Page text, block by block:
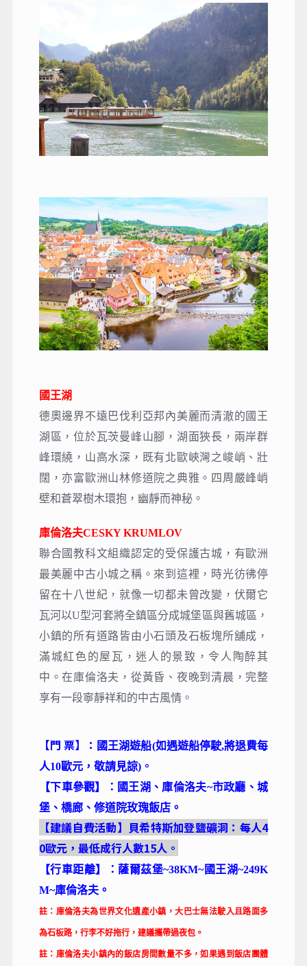
國王湖
德奧邊界不遠巴伐利亞邦內美麗而清澈的國王
湖區，位於瓦茨曼峰山腳，湖面狹長，兩岸群
峰環繞，山高水深，既有北歐峽灣之峻峭、壯
闊，亦富歐洲山林修道院之典雅。四周嚴峰峭
壁和蒼翠樹木環抱，幽靜而神秘。
庫倫洛夫CESKY KRUMLOV
聯合國教科文組織認定的受保護古城，有歐洲
最美麗中古小城之稱。來到這裡，時光彷彿停
留在十八世紀，就像一切都未曾改變，伏爾它
瓦河以U型河套將全鎮區分成城堡區與舊城區，
小鎮的所有道路皆由小石頭及石板塊所舖成，
滿城紅色的屋瓦，迷人的景致，令人陶醉其
中。在庫倫洛夫，從黃昏、夜晚到清晨，完整
享有一段寧靜祥和的中古風情。
【門 票】： 國王湖遊船(如遇遊船停駛,將退費每
人10歐元，敬請見諒)。
【下車參觀】：國王湖、庫倫洛夫~市政廳、城
堡、橋廊、修道院玫瑰飯店。
【建議自費活動】貝希特斯加登鹽礦洞：每人4
0歐元，最低成行人數15人。
【行車距離】：薩爾茲堡~38KM~國王湖~249K
M~庫倫洛夫。
註：庫倫洛夫為世界文化遺產小鎮，大巴士無法駛入且路面多
為石板路，行李不好拖行，建議攜帶過夜包。
註：庫倫洛夫小鎮內的飯店房間數量不多，如果遇到飯店團體